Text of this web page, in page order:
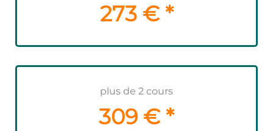
273 € *
plus de 2 cours
309 € *